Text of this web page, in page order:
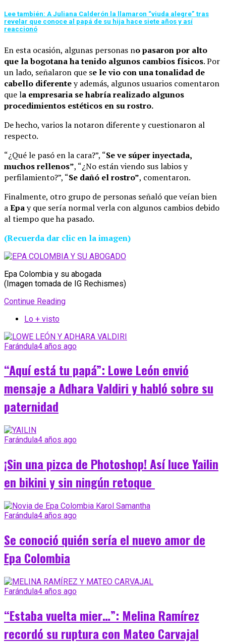
Lee también: A Juliana Calderón la llamaron “viuda alegre” tras
revelar que conoce al papá de su hija hace siete años y así
reaccionó
En esta ocasión, algunas personas no pasaron por alto
que la bogotana ha tenido algunos cambios físicos. Por
un lado, señalaron que se le vio con una tonalidad de
cabello diferentey además, algunos usuarios comentaron
que la empresaria se habría realizado algunos
procedimientos estéticos en su rostro.
De hecho, varios la notaron diferente y cuestionaron al
respecto.
“¿Qué le pasó en la cara?”, “Se ve súper inyectada,
muchos rellenos”, “¿No están viendo sus labios y
perfilamiento?”, “Se dañó el rostro”, comentaron.
Finalmente, otro grupo de personas señaló que veían bien
aEpay que sería normal verla con algunos cambios debido
al tiempo que ha pasado.
(Recuerda dar clic en la imagen)
Epa Colombia y su abogada
(Imagen tomada de IG Rechismes)
Continue Reading
Lo + visto
Farándula4 años ago
“Aquí está tu papá”: Lowe León envió
mensaje a Adhara Valdiri y habló sobre su
paternidad
Farándula4 años ago
¡Sin una pizca de Photoshop! Así luce Yailin
en bikini y sin ningún retoque
Farándula4 años ago
Se conoció quién sería el nuevo amor de
Epa Colombia
Farándula4 años ago
“Estaba vuelta mier…”: Melina Ramírez
recordó su ruptura con Mateo Carvajal